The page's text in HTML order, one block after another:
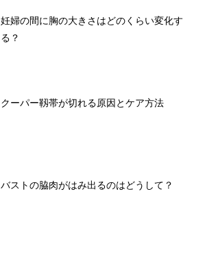
妊婦の間に胸の大きさはどのくらい変化す
る？
クーパー靱帯が切れる原因とケア方法
バストの脇肉がはみ出るのはどうして？